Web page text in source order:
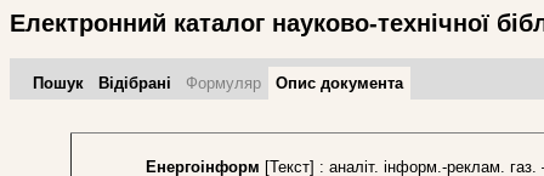
Електронний каталог науково-технічної
Пошук Відібрані Формуляр Опис документа
Енергоінформ [Текст] : аналіт. інформ.-реклам.